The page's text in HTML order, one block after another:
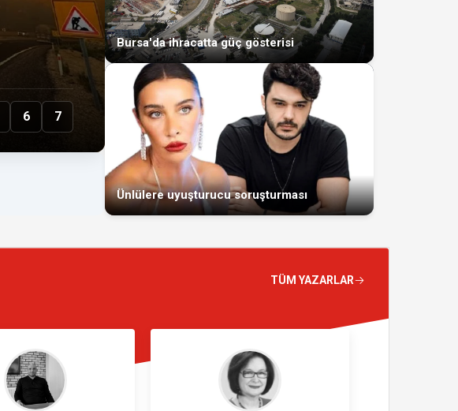
6 7
Bursa'da ihracatta güç gösterisi
Ünlülere uyuşturucu soruşturması
TÜM YAZARLAR